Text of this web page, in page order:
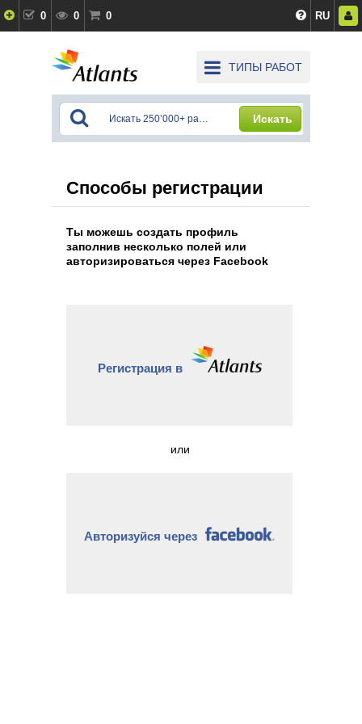
0 0 0 RU
ТИПЫ РАБОТ
Искать
Способы регистрации
Ты можешь создать профиль
заполнив несколько полей или
авторизироваться через Facebook
Регистрация в
или
Авторизуйся через